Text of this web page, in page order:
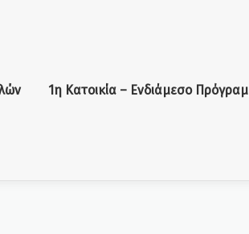
1η Κατοικία – Ενδιάμεσο